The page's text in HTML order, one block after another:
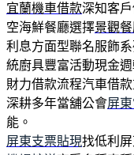
宜蘭機車借款深知客
空海鮮餐廳選擇景觀
利息方面型聯名服飾系
統廚具豐富活動現金
財力借款流程汽車借
深耕多年當舖公會屏
能。
屏東支票貼現找低利